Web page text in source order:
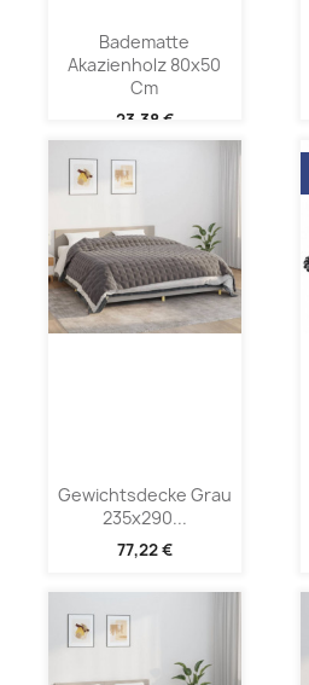
Badematte
Akazienholz 80x50
Cm
23,38 €
Gewichtsdecke Grau
235x290...
77,22 €